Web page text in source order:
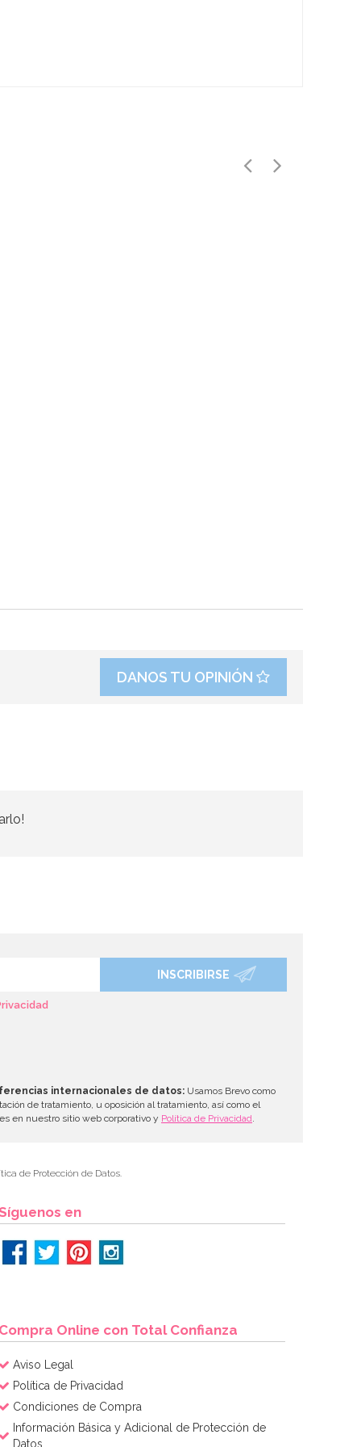
DANOS TU OPINIÓN
INSCRIBIRSE
internacionales de datos: Usamos Brevo como
de tratamiento, u oposición al tratamiento, así como el
en nuestro sitio web corporativo y Política de Privacidad
de Protección de Datos.
en
Online con Total Confianza
Aviso Legal
Política de Privacidad
Condiciones de Compra
Información Básica y Adicional de Protección de
Datos